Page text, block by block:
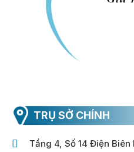
TRỤ SỞ CHÍNH
Tầng 4, Số 14 Điện Biên